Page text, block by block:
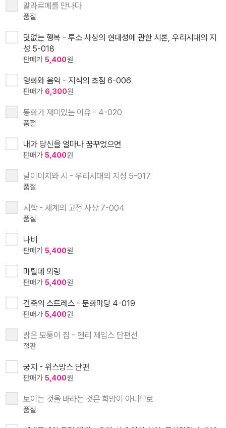
말라르메를 만나다
품절
덧없는 행복 - 루소 사상의 현대성에 관한 시론, 우리시대의 지
성 5-018
판매가 5,400원
영화와 음악 - 지식의 초점 6-006
판매가 6,300원
동화가 재미있는 이유 - 4-020
품절
내가 당신을 얼마나 꿈꾸었으면
판매가 5,400원
날이미지와 시 - 우리시대의 지성 5-017
품절
시학 - 세계의 고전 사상 7-004
품절
나비
판매가 5,400원
마틸데 뫼링
판매가 5,400원
건축의 스트레스 - 문화마당 4-019
판매가 5,400원
밝은 모퉁이 집 - 헨리 제임스 단편선
절판
궁지 - 위스망스 단편
판매가 5,400원
보이는 것을 바라는 것은 희망이 아니므로
품절